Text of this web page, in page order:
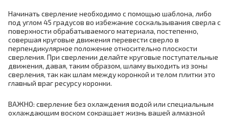
Начинать сверление необходимо с помощью шаблона, либо
под углом 45 градусов во избежание соскальзывания сверла с
поверхности обрабатываемого материала, постепенно,
совершая круговые движения перевести сверло в
перпендикулярное положение относительно плоскости
сверления. При сверлении делайте круговые поступательные
движения, давая, таким образом, шламу выходить из зоны
сверления, так как шлам между коронкой и телом плитки это
главный враг ресурсу коронки.
ВАЖНО: сверление без охлаждения водой или специальным
охлаждающим воском сокращает жизнь вашей алмазной